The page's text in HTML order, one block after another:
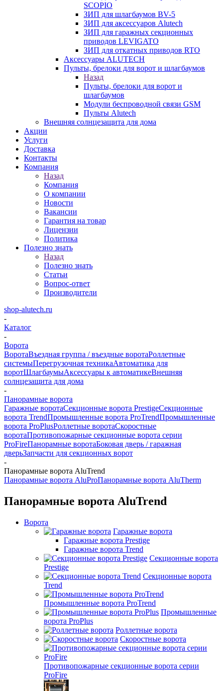
SCOPIO
ЗИП для шлагбаумов BV-5
ЗИП для аксессуаров Alutech
ЗИП для гаражных секционных
приводов LEVIGATO
ЗИП для откатных приводов RTO
Аксессуары ALUTECH
Пульты, брелоки для ворот и шлагбаумов
Назад
Пульты, брелоки для ворот и
шлагбаумов
Модули беспроводной связи GSM
Пульты Alutech
Внешняя солнцезащита для дома
Акции
Услуги
Доставка
Контакты
Компания
Назад
Компания
О компании
Новости
Вакансии
Гарантия на товар
Лицензии
Политика
Полезно знать
Назад
Полезно знать
Статьи
Вопрос-ответ
Производители
shop-alutech.ru
-
Каталог
-
Ворота
ВоротаВъездная группа / въездные воротаРоллетные
системыПерегрузочная техникаАвтоматика для
воротШлагбаумыАксессуары к автоматикеВнешняя
солнцезащита для дома
-
Панорамные ворота
Гаражные воротаСекционные ворота PrestigeСекционные
ворота TrendПромышленные ворота ProTrendПромышленные
ворота ProPlusРоллетные воротаСкоростные
воротаПротивопожарные секционные ворота серии
ProFireПанорамные воротаБоковая дверь / гаражная
дверьЗапчасти для секционных ворот
-
Панорамные ворота AluTrend
Панорамные ворота AluProПанорамные ворота AluTherm
Панорамные ворота AluTrend
Ворота
Гаражные ворота
Гаражные ворота Prestige
Гаражные ворота Trend
Секционные ворота
Prestige
Секционные ворота
Trend
Промышленные ворота ProTrend
Промышленные
ворота ProPlus
Роллетные ворота
Скоростные ворота
Противопожарные секционные ворота серии
ProFire